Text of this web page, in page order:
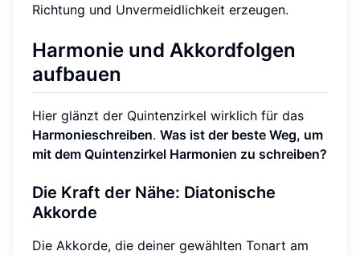
Richtung und Unvermeidlichkeit erzeugen.
Harmonie und Akkordfolgen
aufbauen
Hier glänzt der Quintenzirkel wirklich für das
Harmonieschreiben. Was ist der beste Weg, um
mit dem Quintenzirkel Harmonien zu schreiben?
Die Kraft der Nähe: Diatonische
Akkorde
Die Akkorde, die deiner gewählten Tonart am